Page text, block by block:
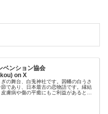
ベンション協会
on X
の舞台、白兎神社です。因幡の白うさ
節であり、日本最古の恋物語です。縁結
膚病や傷の平癒にもご利益があるとさ